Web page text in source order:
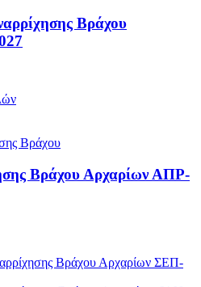
Βράχου
Βράχου
Βράχου Αρχαρίων ΑΠΡ-
Βράχου Αρχαρίων ΣΕΠ-